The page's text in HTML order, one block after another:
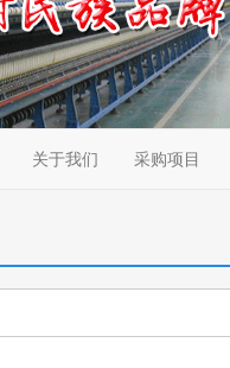
关于我们 采购项目